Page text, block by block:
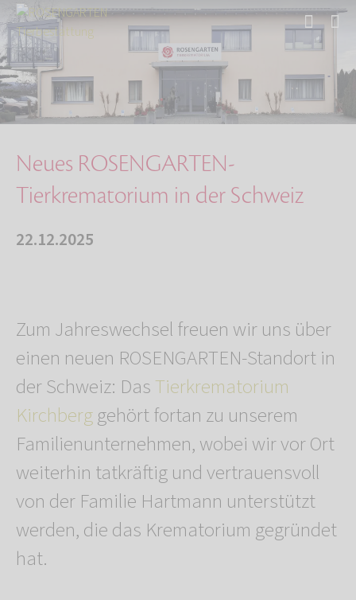
Start
Neues ROSENGARTEN-Tierkrematorium in der Schw…
Neues ROSENGARTEN-
Tierkrematorium in der Schweiz
22.12.2025
Zum Jahreswechsel freuen wir uns über
einen neuen ROSENGARTEN-Standort in
der Schweiz: DasTierkrematorium
Kirchberggehört fortan zu unserem
Familienunternehmen, wobei wir vor Ort
weiterhin tatkräftig und vertrauensvoll
von der Familie Hartmann unterstützt
werden, die das Krematorium gegründet
hat.